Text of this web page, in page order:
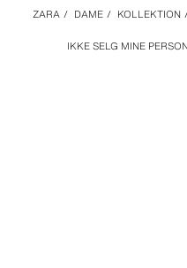
IKKE SELG MINE
ZARA / DAME / KOLLEKTION